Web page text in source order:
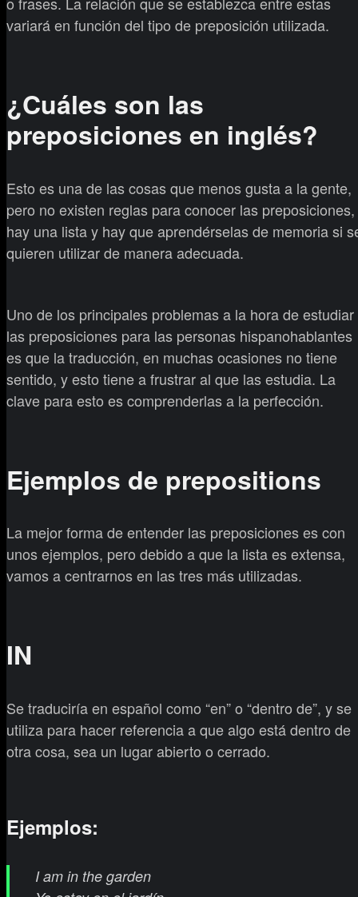
variará en función del tipo de preposición utilizada.
¿Cuáles son las
preposiciones en inglés?
Esto es una de las cosas que menos gusta a la gente,
pero no existen reglas para conocer las preposiciones,
hay una lista y hay que aprendérselas de memoria si
quieren utilizar de manera adecuada.
Uno de los principales problemas a la hora de estudiar
las preposiciones para las personas hispanohablantes
es que la traducción, en muchas ocasiones no tiene
sentido, y esto tiene a frustrar al que las estudia. La
clave para esto es comprenderlas a la perfección.
Ejemplos de prepositions
La mejor forma de entender las preposiciones es con
unos ejemplos, pero debido a que la lista es extensa,
vamos a centrarnos en las tres más utilizadas.
IN
Se traduciría en español como “en” o “dentro de”, y se
utiliza para hacer referencia a que algo está dentro de
otra cosa, sea un lugar abierto o cerrado.
Ejemplos:
I am in the garden